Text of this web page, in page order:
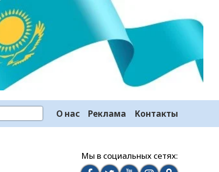
О нас Реклама Контакты
Мы в социальных сетях: